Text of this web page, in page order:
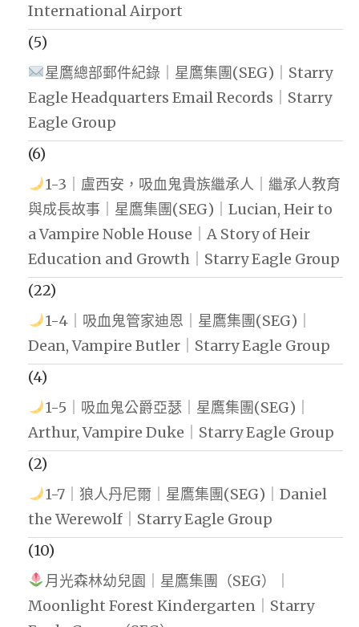
International Airport
(5)
星鷹總部郵件紀錄｜星鷹集團(SEG)｜Starry
Eagle Headquarters Email Records｜Starry
Eagle Group
(6)
1-3｜盧西安，吸血鬼貴族繼承人｜繼承人教育
與成長故事｜星鷹集團(SEG)｜Lucian, Heir to
a Vampire Noble House｜A Story of Heir
Education and Growth｜Starry Eagle Group
(22)
1-4｜吸血鬼管家迪恩｜星鷹集團(SEG)｜
Dean, Vampire Butler｜Starry Eagle Group
(4)
1-5｜吸血鬼公爵亞瑟｜星鷹集團(SEG)｜
Arthur, Vampire Duke｜Starry Eagle Group
(2)
1-7｜狼人丹尼爾｜星鷹集團(SEG)｜Daniel
the Werewolf｜Starry Eagle Group
(10)
月光森林幼兒園｜星鷹集團（SEG）｜
Moonlight Forest Kindergarten｜Starry